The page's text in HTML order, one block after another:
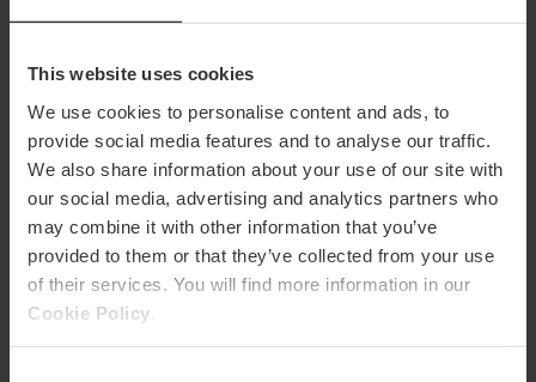
This website uses cookies
We use cookies to personalise content and ads, to
provide social media features and to analyse our traffic.
We also share information about your use of our site with
our social media, advertising and analytics partners who
may combine it with other information that you’ve
provided to them or that they’ve collected from your use
of their services. You will find more information in our
Cookie Policy